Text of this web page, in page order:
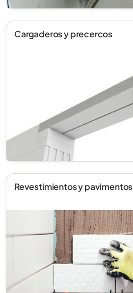
Cargaderos y precercos
Revestimientos y pavimentos